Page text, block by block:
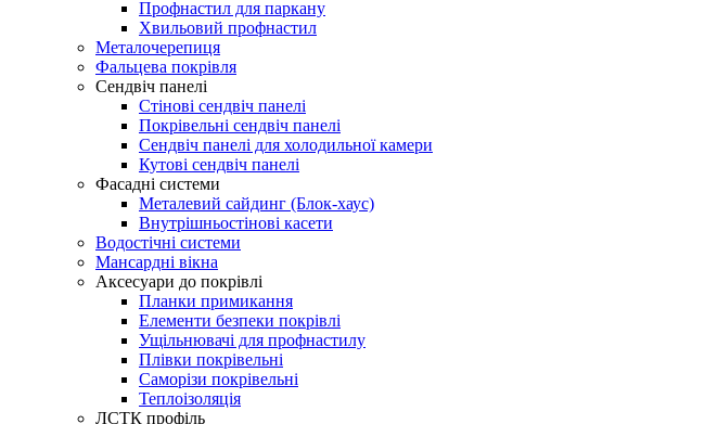
Профнастил для паркану
Хвильовий профнастил
Металочерепиця
Фальцева покрівля
Сендвіч панелі
Стінові сендвіч панелі
Покрівельні сендвіч панелі
Сендвіч панелі для холодильної камери
Кутові сендвіч панелі
Фасадні системи
Металевий сайдинг (Блок-хаус)
Внутрішньостінові касети
Водостічні системи
Мансардні вікна
Аксесуари до покрівлі
Планки примикання
Елементи безпеки покрівлі
Ущільнювачі для профнастилу
Плівки покрівельні
Саморізи покрівельні
Теплоізоляція
ЛСТК профіль